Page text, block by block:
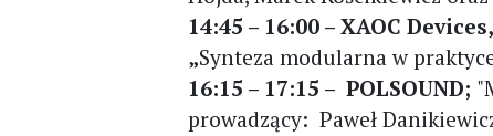
14:45 – 16:00 – XAOC
„Synteza modularna w
16:15 – 17:15 – POLSOUND;
prowadzący: Paweł